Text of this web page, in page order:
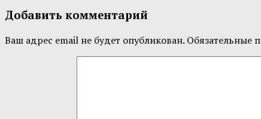
Добавить комментарий
Ваш адрес email не будет опубликован. Обязательные